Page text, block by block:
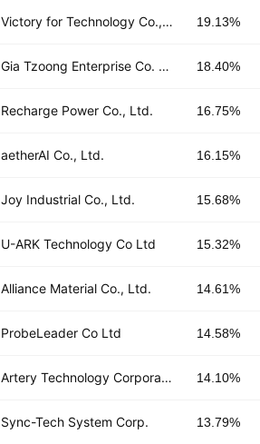
Victory for Technology Co., Ltd. 19.13%
Gia Tzoong Enterprise Co. Ltd. 18.40%
Recharge Power Co., Ltd. 16.75%
aetherAI Co., Ltd. 16.15%
Joy Industrial Co., Ltd. 15.68%
U-ARK Technology Co Ltd 15.32%
Alliance Material Co., Ltd. 14.61%
ProbeLeader Co Ltd 14.58%
Artery Technology Corporation 14.10%
Sync-Tech System Corp. 13.79%